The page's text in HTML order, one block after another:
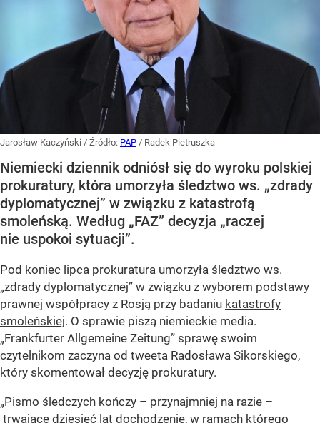
Jarosław Kaczyński / Źródło: PAP / Radek Pietruszka
Niemiecki dziennik odniósł się do wyroku polskiej
prokuratury, która umorzyła śledztwo ws. „zdrady
dyplomatycznej” w związku z katastrofą
smoleńską. Według „FAZ” decyzja „raczej
nie uspokoi sytuacji”.
Pod koniec lipca prokuratura umorzyła śledztwo ws.
„zdrady dyplomatycznej” w związku z wyborem podstawy
prawnej współpracy z Rosją przy badaniu katastrofy
smoleńskiej. O sprawie piszą niemieckie media.
„Frankfurter Allgemeine Zeitung” sprawę swoim
czytelnikom zaczyna od tweeta Radosława Sikorskiego,
który skomentował decyzję prokuratury.
„Pismo śledczych kończy – przynajmniej na razie –
trwające dziesięć lat dochodzenie, w ramach którego